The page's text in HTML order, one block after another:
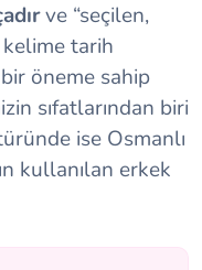
ve “seçilen,
kelime tarih
öneme sahip
sıfatlarından biri
ise Osmanlı
kullanılan erkek